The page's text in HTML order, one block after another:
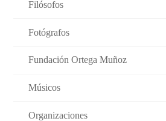
Filósofos
Fotógrafos
Fundación Ortega Muñoz
Músicos
Organizaciones